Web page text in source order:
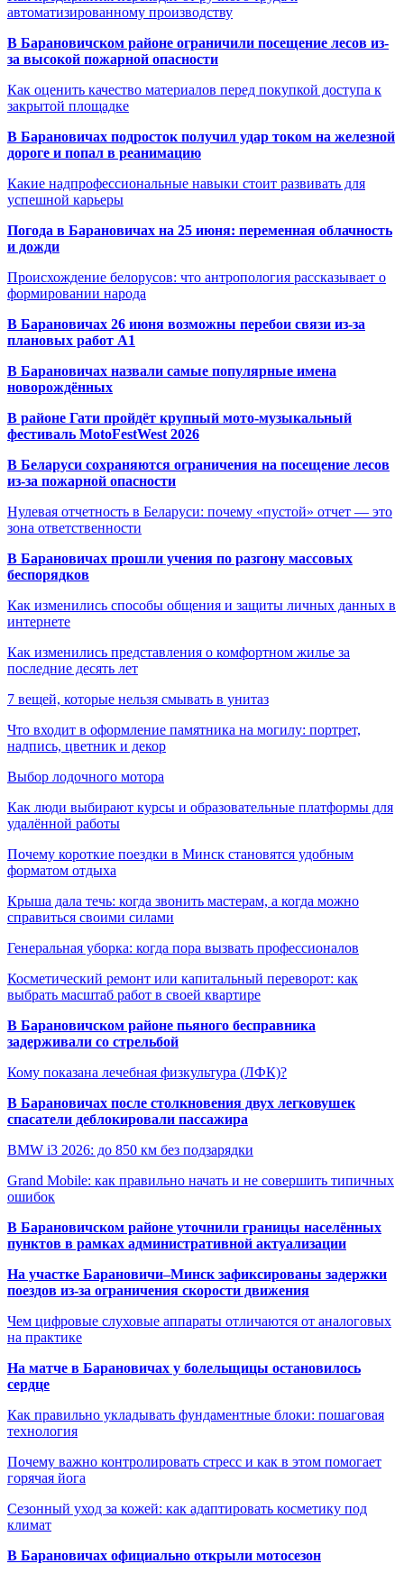
автоматизированному производству
В Барановичском районе ограничили посещение лесов из-
за высокой пожарной опасности
Как оценить качество материалов перед покупкой доступа к
закрытой площадке
В Барановичах подросток получил удар током на железной
дороге и попал в реанимацию
Какие надпрофессиональные навыки стоит развивать для
успешной карьеры
Погода в Барановичах на 25 июня: переменная облачность
и дожди
Происхождение белорусов: что антропология рассказывает о
формировании народа
В Барановичах 26 июня возможны перебои связи из-за
плановых работ A1
В Барановичах назвали самые популярные имена
новорождённых
В районе Гати пройдёт крупный мото-музыкальный
фестиваль MotoFestWest 2026
В Беларуси сохраняются ограничения на посещение лесов
из-за пожарной опасности
Нулевая отчетность в Беларуси: почему «пустой» отчет — это
зона ответственности
В Барановичах прошли учения по разгону массовых
беспорядков
Как изменились способы общения и защиты личных данных в
интернете
Как изменились представления о комфортном жилье за
последние десять лет
7 вещей, которые нельзя смывать в унитаз
Что входит в оформление памятника на могилу: портрет,
надпись, цветник и декор
Выбор лодочного мотора
Как люди выбирают курсы и образовательные платформы для
удалённой работы
Почему короткие поездки в Минск становятся удобным
форматом отдыха
Крыша дала течь: когда звонить мастерам, а когда можно
справиться своими силами
Генеральная уборка: когда пора вызвать профессионалов
Косметический ремонт или капитальный переворот: как
выбрать масштаб работ в своей квартире
В Барановичском районе пьяного бесправника
задерживали со стрельбой
Кому показана лечебная физкультура (ЛФК)?
В Барановичах после столкновения двух легковушек
спасатели деблокировали пассажира
BMW i3 2026: до 850 км без подзарядки
Grand Mobile: как правильно начать и не совершить типичных
ошибок
В Барановичском районе уточнили границы населённых
пунктов в рамках административной актуализации
На участке Барановичи–Минск зафиксированы задержки
поездов из-за ограничения скорости движения
Чем цифровые слуховые аппараты отличаются от аналоговых
на практике
На матче в Барановичах у болельщицы остановилось
сердце
Как правильно укладывать фундаментные блоки: пошаговая
технология
Почему важно контролировать стресс и как в этом помогает
горячая йога
Сезонный уход за кожей: как адаптировать косметику под
климат
В Барановичах официально открыли мотосезон